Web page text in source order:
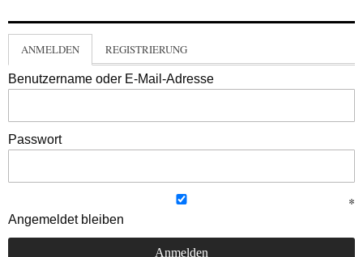
ANMELDEN REGISTRIERUNG
Benutzername oder E-Mail-Adresse
Passwort
Angemeldet bleiben